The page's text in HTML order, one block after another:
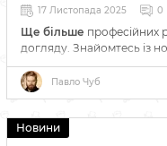
17 Листопада 2025 0
Ще більше професійних
догляду. Знайомтесь із
Factoryвже сьогодні!
Павло Чуб
Новини